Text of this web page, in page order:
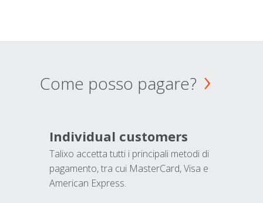
Come posso pagare?
Individual customers
Talixo accetta tutti i principali metodi di
pagamento, tra cui MasterCard, Visa e
American Express.